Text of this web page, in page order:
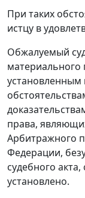
При таких
истцу в
Обжалуемый
установленным
права,
Арбитражного
Федерации,
судебного
установлено.